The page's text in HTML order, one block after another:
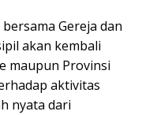
Gereja dan
akan kembali
maupun Provinsi
aktivitas
nyata dari